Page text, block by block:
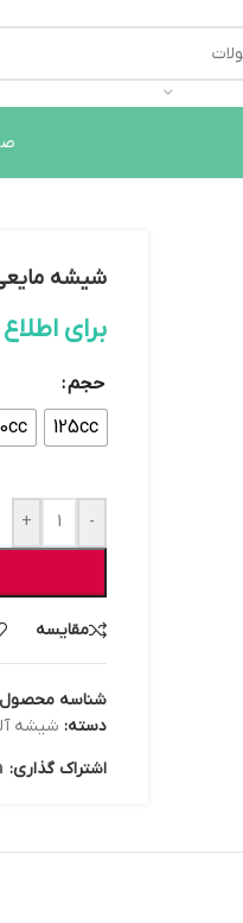
شیشه
برای
حجم
125cc
-
+
مقایسه
شناسه
دسته: شیشه
اشتراک گذاری: